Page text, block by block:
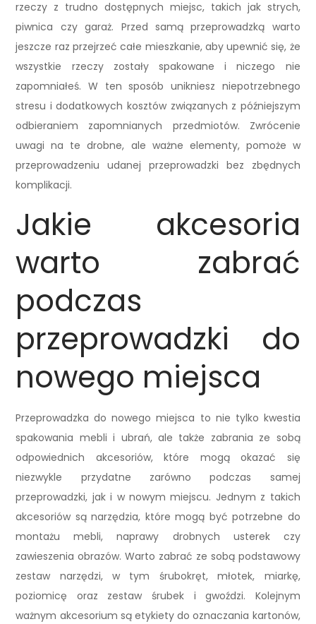
rzeczy z trudno dostępnych miejsc, takich jak strych,
piwnica czy garaż. Przed samą przeprowadzką warto
jeszcze raz przejrzeć całe mieszkanie, aby upewnić się, że
wszystkie rzeczy zostały spakowane i niczego nie
zapomniałeś. W ten sposób unikniesz niepotrzebnego
stresu i dodatkowych kosztów związanych z późniejszym
odbieraniem zapomnianych przedmiotów. Zwrócenie
uwagi na te drobne, ale ważne elementy, pomoże w
przeprowadzeniu udanej przeprowadzki bez zbędnych
komplikacji.
Jakie akcesoria
warto zabrać
podczas
przeprowadzki do
nowego miejsca
Przeprowadzka do nowego miejsca to nie tylko kwestia
spakowania mebli i ubrań, ale także zabrania ze sobą
odpowiednich akcesoriów, które mogą okazać się
niezwykle przydatne zarówno podczas samej
przeprowadzki, jak i w nowym miejscu. Jednym z takich
akcesoriów są narzędzia, które mogą być potrzebne do
montażu mebli, naprawy drobnych usterek czy
zawieszenia obrazów. Warto zabrać ze sobą podstawowy
zestaw narzędzi, w tym śrubokręt, młotek, miarkę,
poziomicę oraz zestaw śrubek i gwoździ. Kolejnym
ważnym akcesorium są etykiety do oznaczania kartonów,